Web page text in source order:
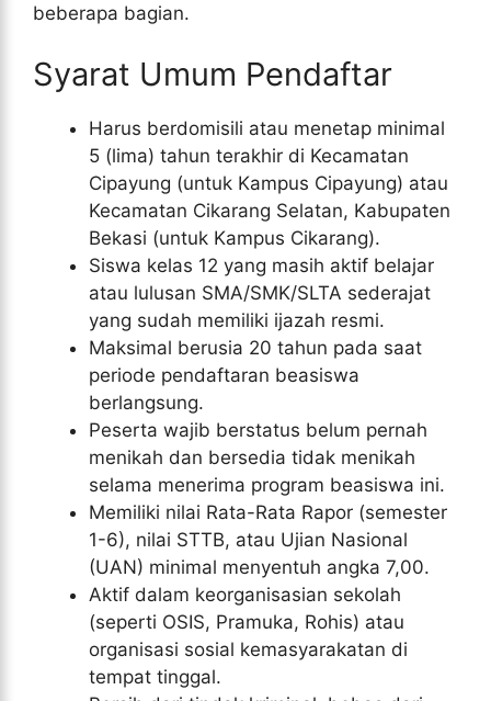
beberapa bagian.
Syarat Umum Pendaftar
Harus berdomisili atau menetap minimal
5 (lima) tahun terakhir di Kecamatan
Cipayung (untuk Kampus Cipayung) atau
Kecamatan Cikarang Selatan, Kabupaten
Bekasi (untuk Kampus Cikarang).
Siswa kelas 12 yang masih aktif belajar
atau lulusan SMA/SMK/SLTA sederajat
yang sudah memiliki ijazah resmi.
Maksimal berusia 20 tahun pada saat
periode pendaftaran beasiswa
berlangsung.
Peserta wajib berstatus belum pernah
menikah dan bersedia tidak menikah
selama menerima program beasiswa ini.
Memiliki nilai Rata-Rata Rapor (semester
1-6), nilai STTB, atau Ujian Nasional
(UAN) minimal menyentuh angka 7,00.
Aktif dalam keorganisasian sekolah
(seperti OSIS, Pramuka, Rohis) atau
organisasi sosial kemasyarakatan di
tempat tinggal.